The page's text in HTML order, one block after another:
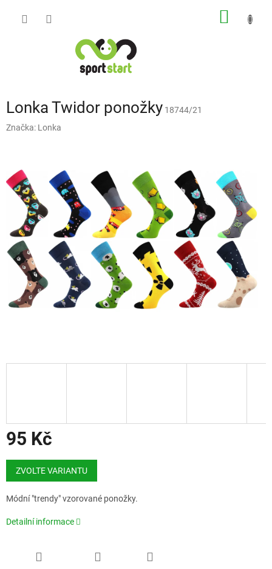
Lonka Twidor ponožky 18744/21
Značka: Lonka
95 Kč
Měrná
cena:
ZVOLTE VARIANTU
Módní "trendy" vzorované ponožky.
Detailní informace